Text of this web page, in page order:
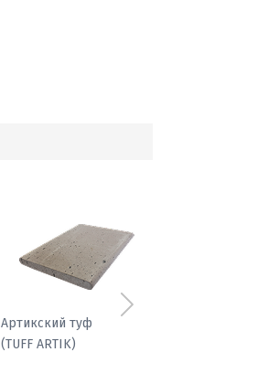
Гранит Черный кунжут
(GRANITE SESAME BLACK)
Следующий